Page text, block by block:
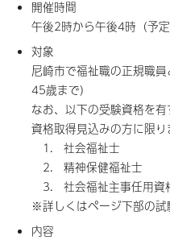
開催時間
午後2時から午後4時（予定
対象
尼崎市で福祉職の正規職
45歳まで）
なお、以下の受験資格を
資格取得見込みの方に限り
1. 社会福祉士
2. 精神保健福祉士
3. 社会福祉主事任用資
※詳しくはページ下部の試
内容